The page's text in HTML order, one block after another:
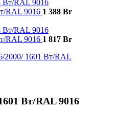
RAL 9016 1 388 Br
RAL 9016 1 817 Br
Bт/RAL 9016